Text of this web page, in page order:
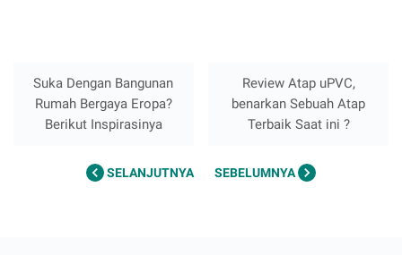
Suka Dengan Bangunan
Rumah Bergaya Eropa?
Berikut Inspirasinya
Review Atap uPVC,
benarkan Sebuah Atap
Terbaik Saat ini ?
SELANJUTNYA SEBELUMNYA